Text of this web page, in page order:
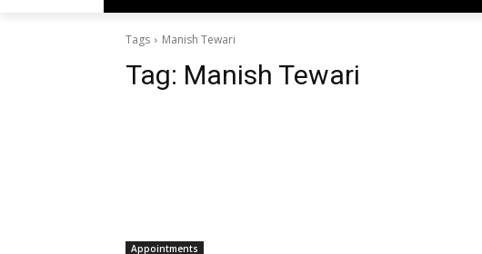
Tags Manish Tewari
Tag: Manish Tewari
Appointments